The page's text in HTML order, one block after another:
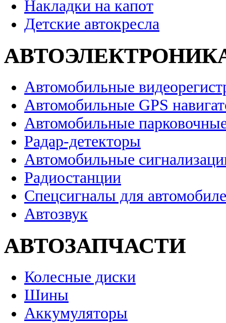
Накладки на капот
Детские автокресла
Автомобильные
Автомобильные GPS
Автомобильные
Радар-детекторы
Автомобильные
Радиостанции
Спецсигналы для
Автозвук
АВТОЗАПЧАСТИ
Колесные диски
Шины
Аккумуляторы